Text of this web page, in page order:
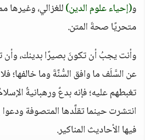
و(إحياء علوم الدين)للغزالي، وغيرها
متحريًا صحةَ المتن.
وأنت يجبُ أن تكونَ بصيرًا بدينك، وأن
عن السَّلَف ما وافق السُّنَّةَ وما خالفها؛
تغبطهم عليه؛ فإنه بدعٌ ورهبانيةٌ
انتشرت حينما تقلَّدها المتصوفة ودعوا
فيها الأحاديث المناكير.